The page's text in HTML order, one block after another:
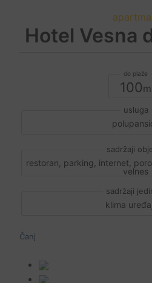
Hotel Vesna
100
restoran, parking, internet,
velnes
klima
Čanj